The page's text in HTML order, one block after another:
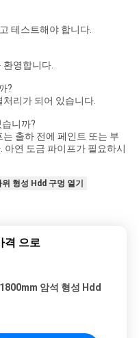
테스트해야 합니다.
환영합니다.
?
리가 되어 있습니다.
니까?
출하 전에 페인트 또는 부
아연 도금 파이프가 필요하시
형성 Hdd 구멍 열기
격 으로
암석 형성 Hdd